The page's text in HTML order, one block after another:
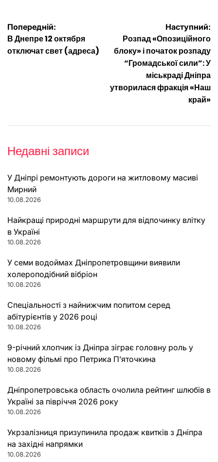
Навігація
записів
Попередній:
В Днепре 12 октября
отключат свет (адреса)
Наступний:
Розпад «Опозиційного
блоку» і початок розпаду
“Громадської сили”: У
міськраді Дніпра
утворилася фракція «Наш
край»
Недавні записи
У Дніпрі ремонтують дороги на житловому масиві
Мирний
10.08.2026
Найкращі природні маршрути для відпочинку влітку
в Україні
10.08.2026
У семи водоймах Дніпропетровщини виявили
холероподібний вібріон
10.08.2026
Спеціальності з найнижчим попитом серед
абітурієнтів у 2026 році
10.08.2026
9-річний хлопчик із Дніпра зіграє головну роль у
новому фільмі про Петрика П’яточкина
10.08.2026
Дніпропетровська область очолила рейтинг шлюбів в
Україні за півріччя 2026 року
10.08.2026
Укрзалізниця призупинила продаж квитків з Дніпра
на західні напрямки
10.08.2026